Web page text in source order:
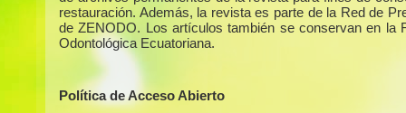
restauración. Además, la revista es parte de la Red de
de ZENODO. Los artículos también se conservan en la
Odontológica Ecuatoriana.
Política de Acceso Abierto